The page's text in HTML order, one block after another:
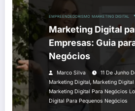
EMPREENDEDORISMO MARKETING DIGITAL
Marketing Digital
Empresas: Guia
Negócios
Marco Silva
11 De Junho
Marketing Digital, Marketing
Marketing Digital Para Negócios
Digital Para Pequenos Negócios